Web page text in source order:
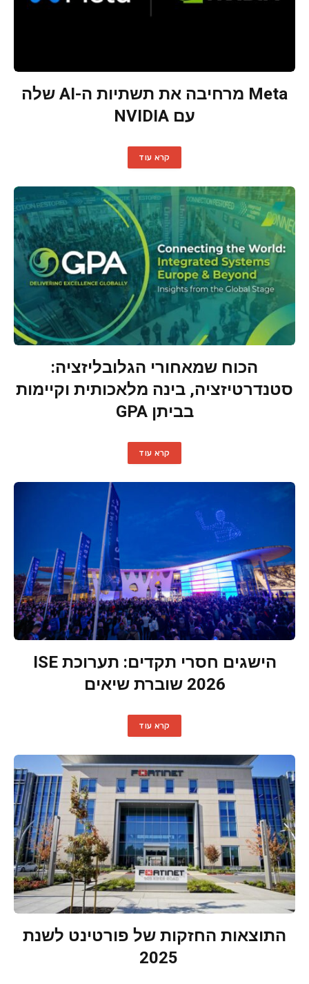
Meta מרחיבה את תשתיות ה-AI שלה
עם NVIDIA
קרא עוד
הכוח שמאחורי הגלובליזציה:
סטנדרטיזציה, בינה מלאכותית וקיימות
בביתן GPA
קרא עוד
הישגים חסרי תקדים: תערוכת ISE
2026 שוברת שיאים
קרא עוד
התוצאות החזקות של פורטינט לשנת
2025